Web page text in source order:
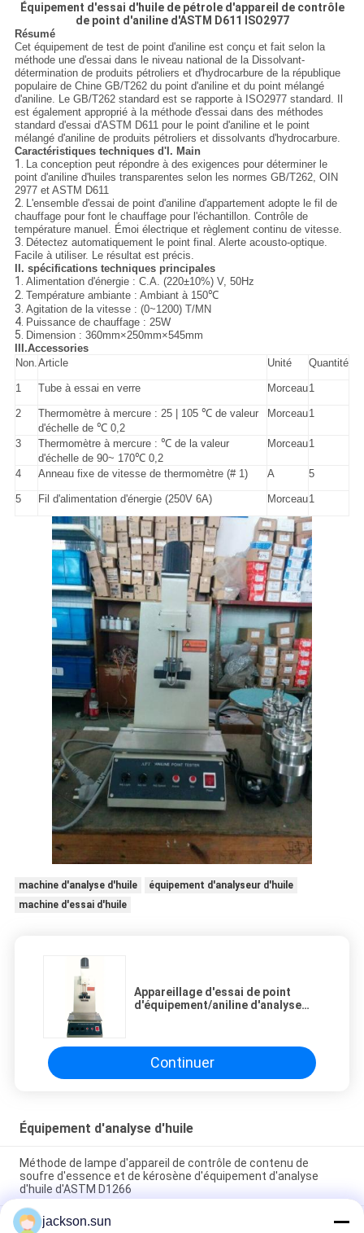
Équipement d'essai d'huile de pétrole d'appareil de contrôle
de point d'aniline d'ASTM D611 ISO2977
Résumé
Cet équipement de test de point d'aniline est conçu et fait selon la
méthode une d'essai dans le niveau national de la Dissolvant-
détermination de produits pétroliers et d'hydrocarbure de la république
populaire de Chine GB/T262 du point d'aniline et du point mélangé
d'aniline. Le GB/T262 standard est se rapporte à ISO2977 standard. Il
est également approprié à la méthode d'essai dans des méthodes
standard d'essai d'ASTM D611 pour le point d'aniline et le point
mélangé d'aniline de produits pétroliers et dissolvants d'hydrocarbure.
Caractéristiques techniques d'I. Main
1. La conception peut répondre à des exigences pour déterminer le
point d'aniline d'huiles transparentes selon les normes GB/T262, OIN
2977 et ASTM D611
2. L'ensemble d'essai de point d'aniline d'appartement adopte le fil de
chauffage pour font le chauffage pour l'échantillon. Contrôle de
température manuel. Émoi électrique et règlement continu de vitesse.
3. Détectez automatiquement le point final. Alerte acousto-optique.
Facile à utiliser. Le résultat est précis.
II. spécifications techniques principales
1. Alimentation d'énergie : C.A. (220±10%) V, 50Hz
2. Température ambiante : Ambiant à 150℃
3. Agitation de la vitesse : (0~1200) T/MN
4. Puissance de chauffage : 25W
5. Dimension : 360mm×250mm×545mm
III.Accessories
Non.Article Unité Quantité
1 Tube à essai en verre Morceau1
2
Thermomètre à mercure : 25 | 105 ℃ de valeur
d'échelle de ℃ 0,2
Morceau1
3
Thermomètre à mercure : ℃ de la valeur
d'échelle de 90~ 170℃ 0,2
Morceau1
4 Anneau fixe de vitesse de thermomètre (# 1) A 5
5 Fil d'alimentation d'énergie (250V 6A) Morceau1
machine d'analyse d'huile
équipement d'analyseur d'huile
machine d'essai d'huile
Appareillage d'essai de point
d'équipement/aniline d'analyse
Continuer
Équipement d'analyse d'huile
Méthode de lampe d'appareil de contrôle de contenu de
soufre d'essence et de kérosène d'équipement d'analyse
d'huile d'ASTM D1266
Équipement d'analyse d'huile d'ASTM D1881 pour des
jackson.sun